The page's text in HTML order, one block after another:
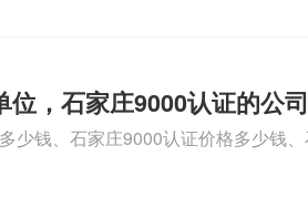
，石家庄9000认证的公司
少钱、石家庄9000认证价格多少钱、
认证价格贵吗、石家庄9000认证费